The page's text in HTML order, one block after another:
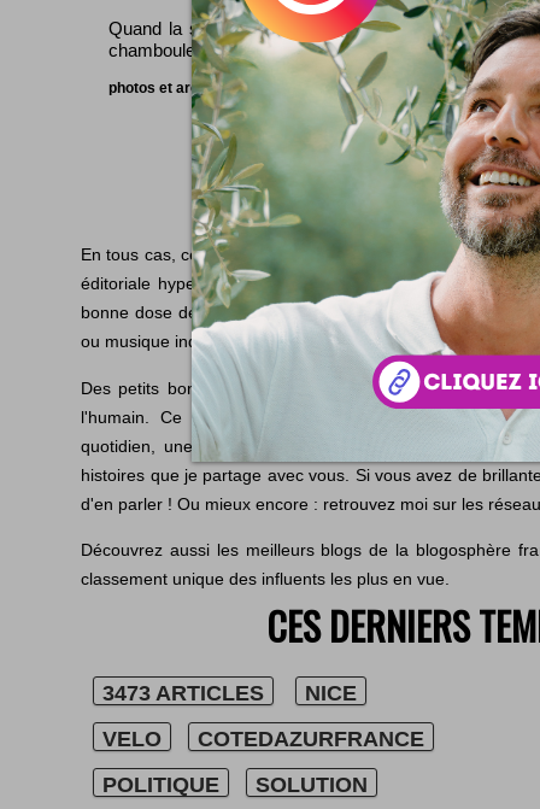
Quand la structure se déstructure ... ça
chamboule nos cultures !
photos et architecture ...
MEILLEUR BLOG
En tous cas, ce blog est un des meilleurs lieux
éditoriale hyper improbable. Vous y trouverez une belle
bonne dose de lifestyle homme, quelques perles
ou musique indocile.
Des petits bonheurs comme de grandes découvertes,
l'humain. Ce sont parfois des toutes petites choses,
quotidien, une chouette initiative au futur plein
histoires que je partage avec vous. Si vous avez de
d'en parler ! Ou mieux encore : retrouvez moi sur les
Découvrez aussi les meilleurs blogs de la blogosphère
classement unique des influents les plus en vue.
CES DERNIERS
3473 ARTICLES
NICE
VELO
COTEDAZURFRANCE
POLITIQUE
SOLUTION